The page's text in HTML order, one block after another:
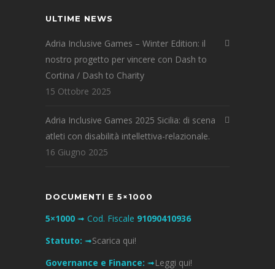
ULTIME NEWS
Adria Inclusive Games – Winter Edition: il
nostro progetto per vincere con Dash to
Cortina / Dash to Charity
15 Ottobre 2025
Adria Inclusive Games 2025 Sicilia: di scena
atleti con disabilità intellettiva-relazionale.
16 Giugno 2025
DOCUMENTI E 5×1000
5×1000 ➟ Cod. Fiscale 91090410936
Statuto: ➟Scarica qui!
Governance e Finance: ➟Leggi qui!